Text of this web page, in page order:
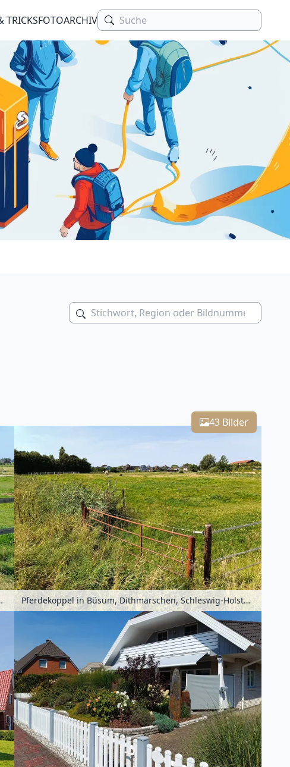
TRICKSFOTOARCHIV
43 Bilder
Deutschland Pferdekoppel in Büsum, Dithmarschen, Schleswig-Holstein, Deutschland